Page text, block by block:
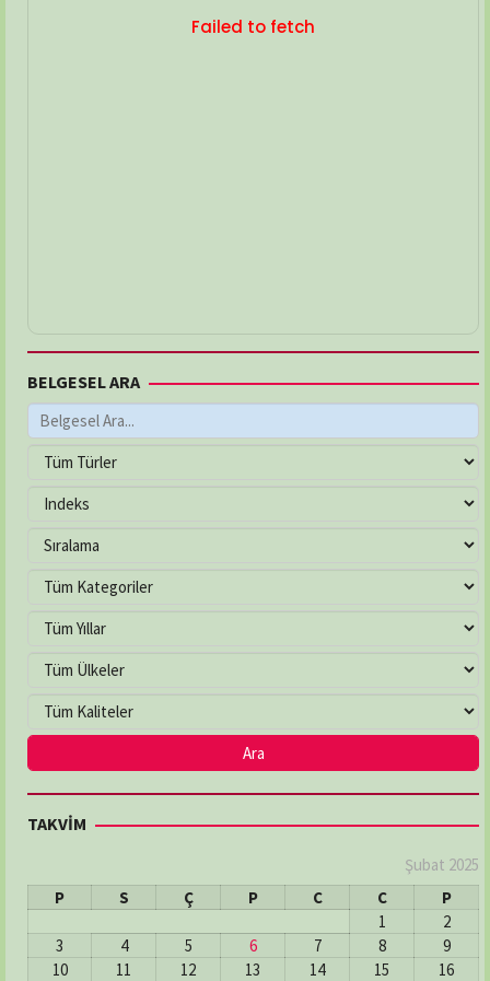
Failed to fetch
BELGESEL ARA
TAKVİM
Şubat 2025
P
S Ç P C C
P
1
2
3
4 5 6 7 8
9
10
11 12 13 14 15
16